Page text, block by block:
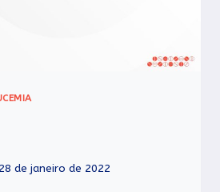
28 de janeiro de 2022